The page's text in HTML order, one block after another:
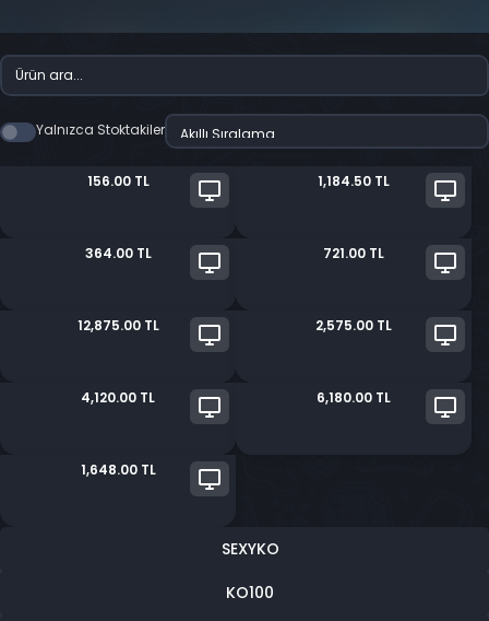
Yalnızca Stoktakiler
156.00 TL 1,184.50 TL
364.00 TL 721.00 TL
12,875.00 TL 2,575.00 TL
4,120.00 TL 6,180.00 TL
1,648.00 TL
SEXYKO
KO100